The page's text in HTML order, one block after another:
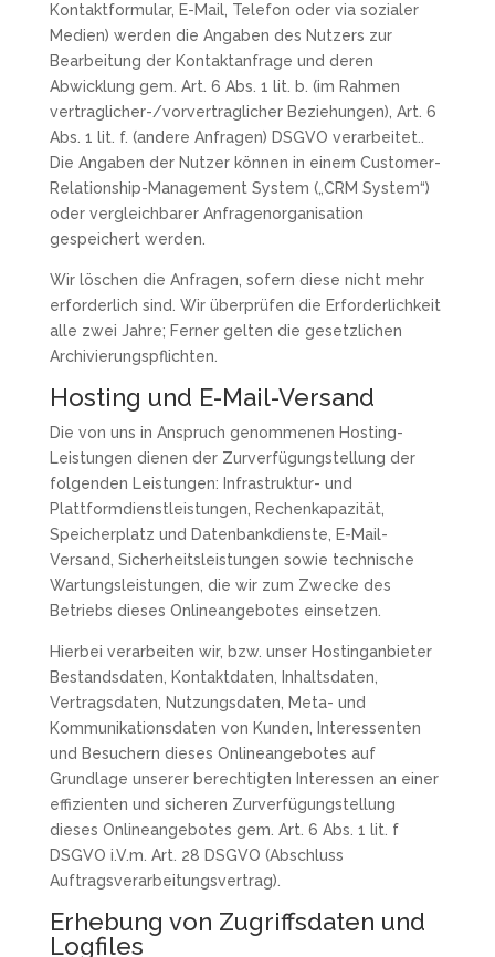
Kontaktformular, E-Mail, Telefon oder via sozialer
Medien) werden die Angaben des Nutzers zur
Bearbeitung der Kontaktanfrage und deren
Abwicklung gem. Art. 6 Abs. 1 lit. b. (im Rahmen
vertraglicher-/vorvertraglicher Beziehungen), Art. 6
Abs. 1 lit. f. (andere Anfragen) DSGVO verarbeitet..
Die Angaben der Nutzer können in einem Customer-
Relationship-Management System („CRM System“)
oder vergleichbarer Anfragenorganisation
gespeichert werden.
Wir löschen die Anfragen, sofern diese nicht mehr
erforderlich sind. Wir überprüfen die Erforderlichkeit
alle zwei Jahre; Ferner gelten die gesetzlichen
Archivierungspflichten.
Hosting und E-Mail-Versand
Die von uns in Anspruch genommenen Hosting-
Leistungen dienen der Zurverfügungstellung der
folgenden Leistungen: Infrastruktur- und
Plattformdienstleistungen, Rechenkapazität,
Speicherplatz und Datenbankdienste, E-Mail-
Versand, Sicherheitsleistungen sowie technische
Wartungsleistungen, die wir zum Zwecke des
Betriebs dieses Onlineangebotes einsetzen.
Hierbei verarbeiten wir, bzw. unser Hostinganbieter
Bestandsdaten, Kontaktdaten, Inhaltsdaten,
Vertragsdaten, Nutzungsdaten, Meta- und
Kommunikationsdaten von Kunden, Interessenten
und Besuchern dieses Onlineangebotes auf
Grundlage unserer berechtigten Interessen an einer
effizienten und sicheren Zurverfügungstellung
dieses Onlineangebotes gem. Art. 6 Abs. 1 lit. f
DSGVO i.V.m. Art. 28 DSGVO (Abschluss
Auftragsverarbeitungsvertrag).
Erhebung von Zugriffsdaten und
Logfiles